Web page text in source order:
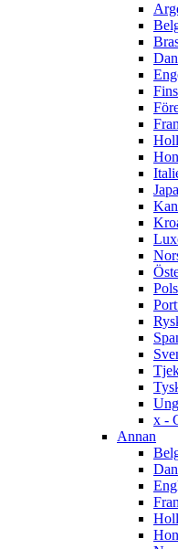
x -
Annan